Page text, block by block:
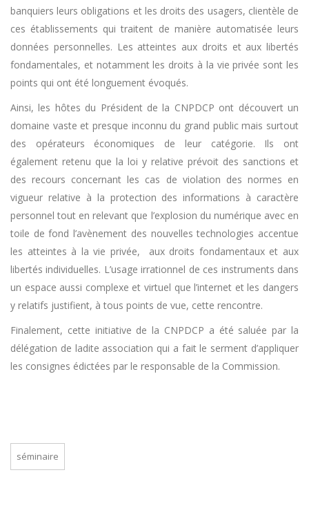
banquiers leurs obligations et les droits des usagers, clientèle de
ces établissements qui traitent de manière automatisée leurs
données personnelles. Les atteintes aux droits et aux libertés
fondamentales, et notamment les droits à la vie privée sont les
points qui ont été longuement évoqués.
Ainsi, les hôtes du Président de la CNPDCP ont découvert un
domaine vaste et presque inconnu du grand public mais surtout
des opérateurs économiques de leur catégorie. Ils ont
également retenu que la loi y relative prévoit des sanctions et
des recours concernant les cas de violation des normes en
vigueur relative à la protection des informations à caractère
personnel tout en relevant que l’explosion du numérique avec en
toile de fond l’avènement des nouvelles technologies accentue
les atteintes à la vie privée, aux droits fondamentaux et aux
libertés individuelles. L’usage irrationnel de ces instruments dans
un espace aussi complexe et virtuel que l’internet et les dangers
y relatifs justifient, à tous points de vue, cette rencontre.
Finalement, cette initiative de la CNPDCP a été saluée par la
délégation de ladite association qui a fait le serment d’appliquer
les consignes édictées par le responsable de la Commission.
séminaire